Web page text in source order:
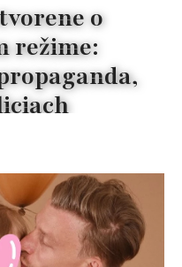
o
režime: